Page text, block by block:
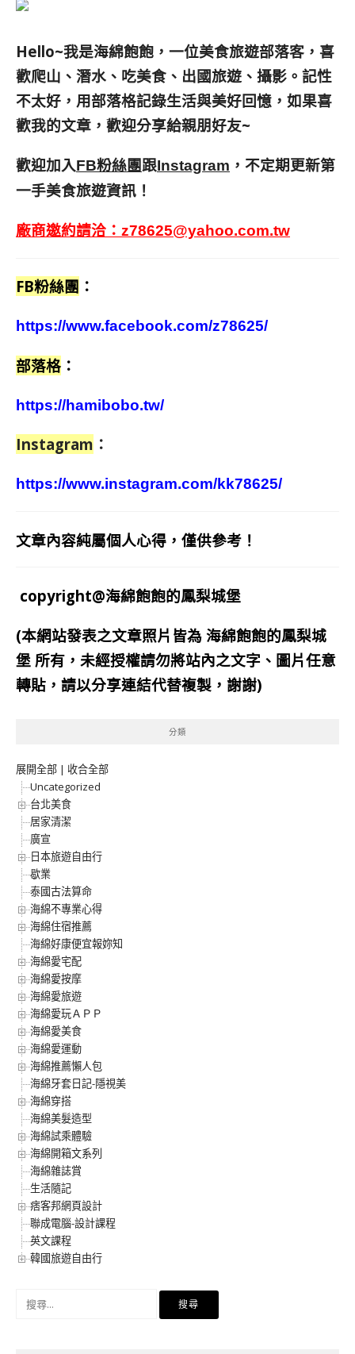
Hello~我是海綿飽飽，一位美食旅遊部落客， 喜
歡爬山、潛水、吃美食、出國旅遊、攝影。 記性
不太好，用部落格記錄生活與美好回憶， 如果喜
歡我的文章，歡迎分享給親朋好友~
歡迎加入FB粉絲團跟Instagram ，不定期更新第
一手美食旅遊資訊！
廠商邀約請洽： z78625@yahoo.com.tw
FB粉絲團 ：
https://www.facebook.com/z78625/
部落格 ：
https://hamibobo.tw/
Instagram ：
https://www.instagram.com/kk78625/
文章內容純屬個人心得，僅供參考！
copyright@海綿飽飽的鳳梨城堡
(本網站發表之文章照片皆為 海綿飽飽的鳳梨城
堡 所有，未經授權請勿將站內之文字、圖片任意
轉貼，請以分享連結代替複製，謝謝)
分類
展開全部 | 收合全部
Uncategorized
台北美食
居家清潔
廣宣
日本旅遊自由行
歇業
泰國古法算命
海綿不專業心得
海綿住宿推薦
海綿好康便宜報妳知
海綿愛宅配
海綿愛按摩
海綿愛旅遊
海綿愛玩ＡＰＰ
海綿愛美食
海綿愛運動
海綿推薦懶人包
海綿牙套日記-隱視美
海綿穿搭
海綿美髮造型
海綿試乘體驗
海綿開箱文系列
海綿雜誌賞
生活隨記
痞客邦網頁設計
聯成電腦-設計課程
英文課程
韓國旅遊自由行